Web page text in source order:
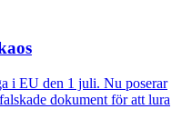
i EU den 1 juli. Nu poserar
dokument för att lura